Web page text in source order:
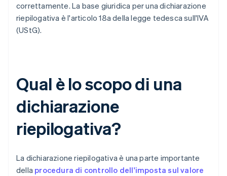
correttamente. La base giuridica per una dichiarazione
riepilogativa è l'articolo 18a della legge tedesca sull'IVA
(UStG).
Qual è lo scopo di una
dichiarazione
riepilogativa?
La dichiarazione riepilogativa è una parte importante
della procedura di controllo dell'imposta sul valore